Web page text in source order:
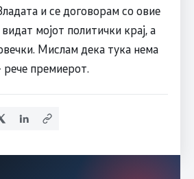
и се договорам со овие
мојот политички крај, а
Мислам дека тука нема
рече премиерот.